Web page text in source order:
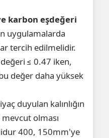
karbon eşdeğeri
uygulamalarda
tercih edilmelidir.
≤ 0.47 iken,
değer daha yüksek
duyulan kalınlığın
olması
400, 150mm'ye